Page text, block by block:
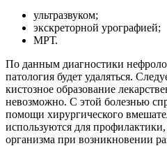
ультразвуком;
экскреторной урографией;
МРТ.
По данным диагностики
патология будет удаляться.
кистозное образование
невозможно. С этой болезнью
помощи хирургического
используются для
организма при возникновении